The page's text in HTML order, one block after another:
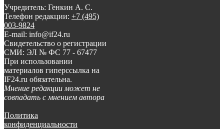
Учредитель: Генкин А. С.
Телефон редакции: +7 (495)
003-9824
E-mail: info@if24.ru
Свидетельство о регистрации
СМИ: ЭЛ № ФС 77 - 67477
При использовании
материалов гиперссылка на
IF24.ru обязательна.
Мнение редакции может не
совпадать с мнением автора
Политика
конфиденциальности